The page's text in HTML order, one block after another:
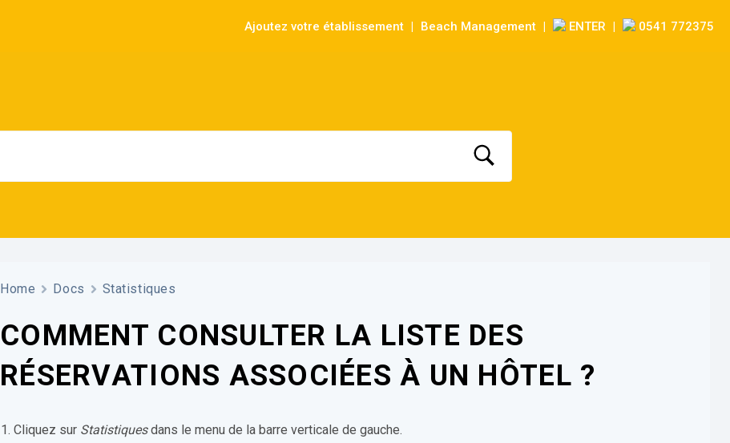
Ajoutez votre établissement Beach Management ENTER 0541 772375
Home Docs Statistiques
COMMENT CONSULTER LA LISTE DES
RÉSERVATIONS ASSOCIÉES À UN HÔTEL ?
Cliquez sur Statistiquesdans le menu de la barre verticale de gauche.